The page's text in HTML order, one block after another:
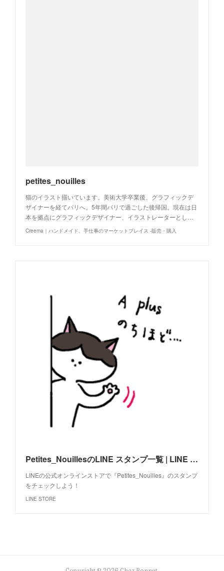
petites_nouilles
猫のイラスト描いています。美術大学卒業後、グラフィックデ
ザイナーを経てパリへ。5年間パリで過ごした後帰国。現在は日
本を拠点にグラフィックデザイナー、イラストレーターとし…
Creema｜ハンドメイド、手仕事のマーケットプレイス -販売・購入
Petites_NouillesのLINE スタンプ一覧 | LINE STORE
LINEの公式オンラインストアで『Petites_Nouilles』のスタンプ
をチェックしよう！
LINE STORE